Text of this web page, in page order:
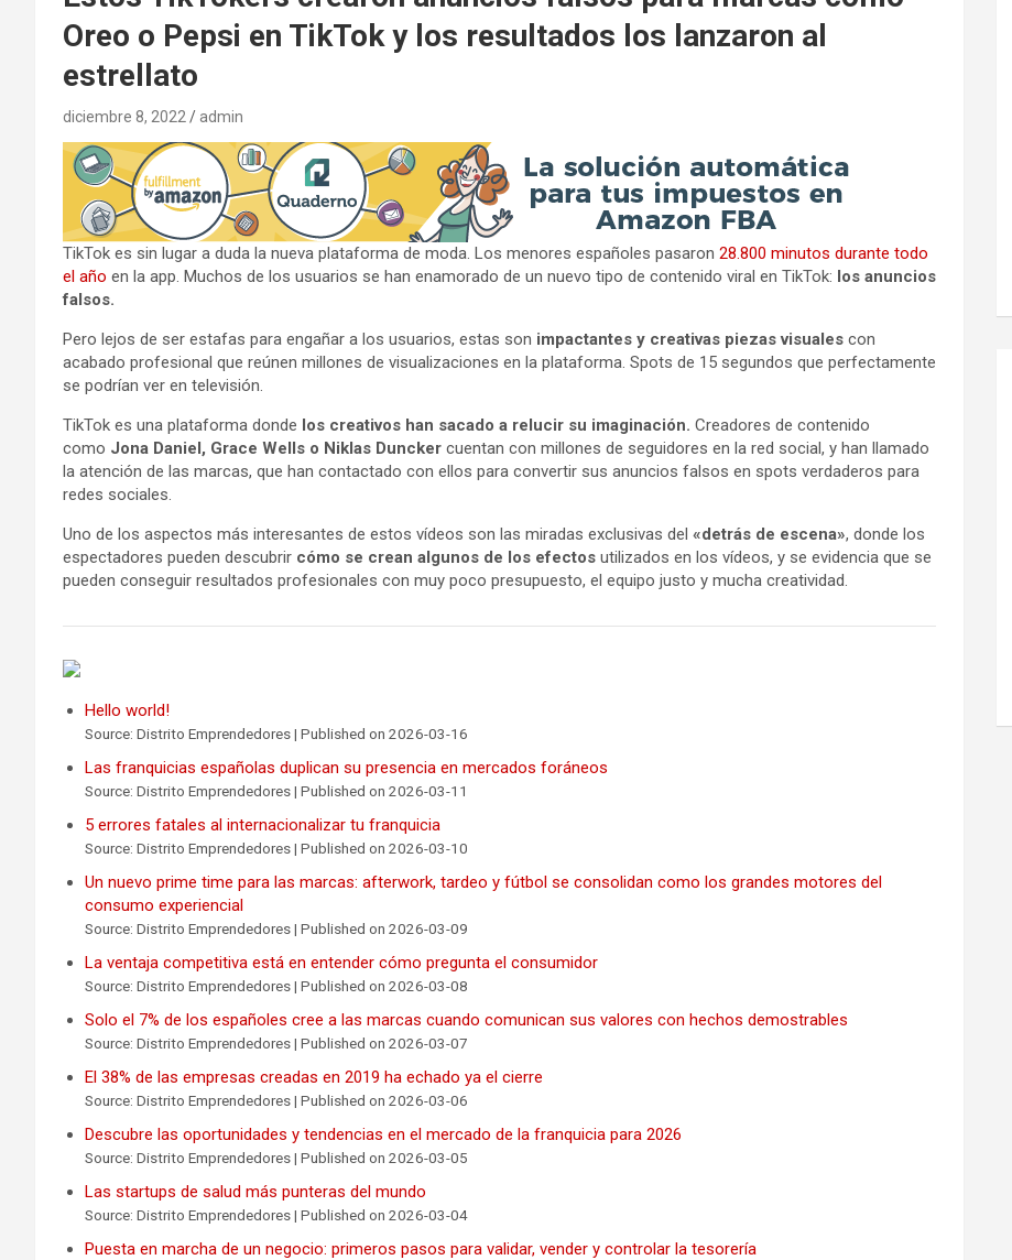
Oreo o Pepsi en TikTok y los resultados los lanzaron al
estrellato
diciembre 8, 2022 admin
TikTok es sin lugar a duda la nueva plataforma de moda. Los menores españoles pasaron 28.800 minutos durante todo
el año en la app. Muchos de los usuarios se han enamorado de un nuevo tipo de contenido viral en TikTok: los anuncios
falsos.
Pero lejos de ser estafas para engañar a los usuarios, estas son impactantes y creativas piezas visuales con
acabado profesional que reúnen millones de visualizaciones en la plataforma. Spots de 15 segundos que perfectamente
se podrían ver en televisión.
TikTok es una plataforma donde los creativos han sacado a relucir su imaginación. Creadores de contenido
como Jona Daniel, Grace Wells o Niklas Duncker cuentan con millones de seguidores en la red social, y han llamado
la atención de las marcas, que han contactado con ellos para convertir sus anuncios falsos en spots verdaderos para
redes sociales.
Uno de los aspectos más interesantes de estos vídeos son las miradas exclusivas del «detrás de escena», donde los
espectadores pueden descubrir cómo se crean algunos de los efectos utilizados en los vídeos, y se evidencia que se
pueden conseguir resultados profesionales con muy poco presupuesto, el equipo justo y mucha creatividad.
Hello world!
Source: Distrito Emprendedores Published on 2026-03-16
Las franquicias españolas duplican su presencia en mercados foráneos
Source: Distrito Emprendedores Published on 2026-03-11
5 errores fatales al internacionalizar tu franquicia
Source: Distrito Emprendedores Published on 2026-03-10
Un nuevo prime time para las marcas: afterwork, tardeo y fútbol se consolidan como los grandes motores del
consumo experiencial
Source: Distrito Emprendedores Published on 2026-03-09
La ventaja competitiva está en entender cómo pregunta el consumidor
Source: Distrito Emprendedores Published on 2026-03-08
Solo el 7% de los españoles cree a las marcas cuando comunican sus valores con hechos demostrables
Source: Distrito Emprendedores Published on 2026-03-07
El 38% de las empresas creadas en 2019 ha echado ya el cierre
Source: Distrito Emprendedores Published on 2026-03-06
Descubre las oportunidades y tendencias en el mercado de la franquicia para 2026
Source: Distrito Emprendedores Published on 2026-03-05
Las startups de salud más punteras del mundo
Source: Distrito Emprendedores Published on 2026-03-04
Puesta en marcha de un negocio: primeros pasos para validar, vender y controlar la tesorería